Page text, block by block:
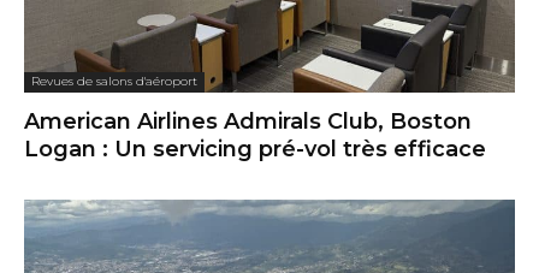
Revues de salons d'aéroport
American Airlines Admirals Club, Boston
Logan : Un servicing pré-vol très efficace